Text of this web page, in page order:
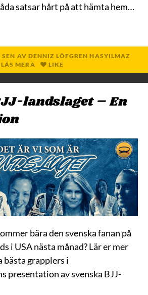
satsar hårt på att hämta hem…
SEN AV DENNIZ LÖFGREN HASYILMAZ
LÄS MERA
LIKE
landslaget – En
bära den svenska fanan på
i USA nästa månad? Lär er mer
bästa grapplers i
presentation av svenska BJJ-